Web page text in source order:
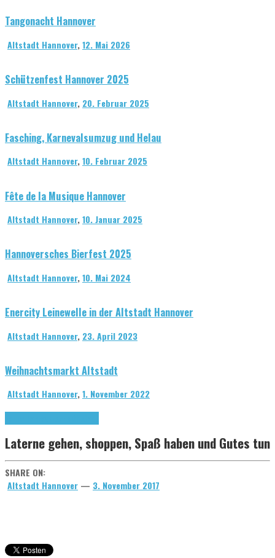
Tangonacht Hannover
Altstadt Hannover,12. Mai 2026
Schützenfest Hannover 2025
Altstadt Hannover, 20. Februar 2025
Fasching, Karnevalsumzug und Helau
Altstadt Hannover,10. Februar 2025
Fête de la Musique Hannover
Altstadt Hannover,10. Januar 2025
Hannoversches Bierfest 2025
Altstadt Hannover,10. Mai 2024
Enercity Leinewelle in der Altstadt Hannover
Altstadt Hannover, 23. April 2023
Weihnachtsmarkt Altstadt
Altstadt Hannover,1. November 2022
Laterne gehen, shoppen, Spaß haben und Gutes tun
SHARE ON:
Altstadt Hannover — 3. November 2017